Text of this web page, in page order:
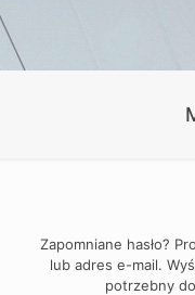
Zapomniane hasło?
lub adres e-mail.
potrzebny